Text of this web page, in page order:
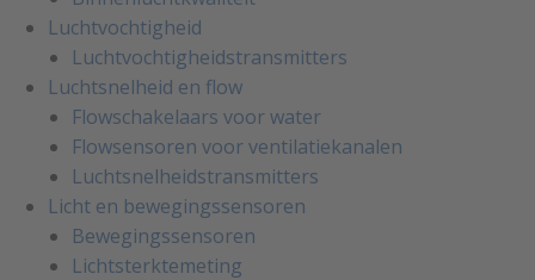
Luchtvochtigheid
Luchtvochtigheidstransmitters
Luchtsnelheid en flow
Flowschakelaars voor water
Flowsensoren voor ventilatiekanalen
Luchtsnelheidstransmitters
Licht en bewegingssensoren
Bewegingssensoren
Lichtsterktemeting